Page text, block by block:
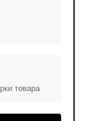
товара